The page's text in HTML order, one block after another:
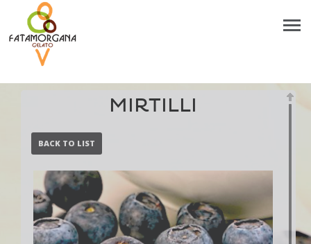
MIRTILLI
BACK TO LIST